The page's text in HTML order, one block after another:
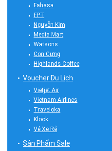
Fahasa
FPT
Nguyễn Kim
Media Mart
Watsons
Con Cưng
Highlands Coffee
Voucher Du Lịch
Vietjet Air
Vietnam Airlines
Traveloka
Klook
Vé Xe Rẻ
Sản Phẩm Sale